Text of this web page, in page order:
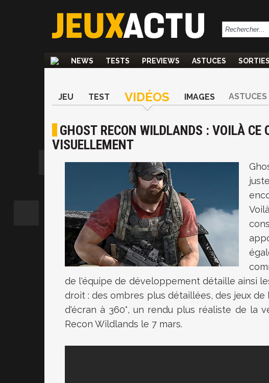
NEWS TESTS PREVIEWS ASTUCES SORTIES
JEU TEST VIDÉOS IMAGES ASTUCES
GHOST RECON WILDLANDS : VOILÀ CE
VISUELLEMENT
de l'équipe de développement détaille ainsi
droit : des ombres plus détaillées, des jeux
d'écran à 360°, un rendu plus réaliste de la
Recon Wildlands le 7 mars.